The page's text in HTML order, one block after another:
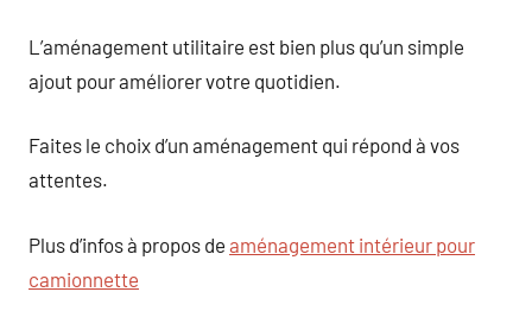
L’aménagement utilitaire est bien plus qu’un simple
ajout pour améliorer votre quotidien.
Faites le choix d’un aménagement qui répond à vos
attentes.
Plus d’infos à propos de aménagement intérieur pour
camionnette